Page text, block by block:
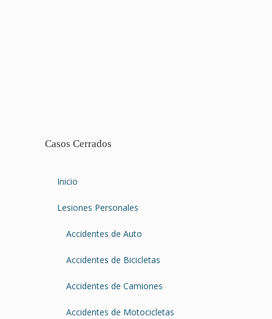
Casos Cerrados
Inicio
Lesiones Personales
Accidentes de Auto
Accidentes de Bicicletas
Accidentes de Camiones
Accidentes de Motocicletas